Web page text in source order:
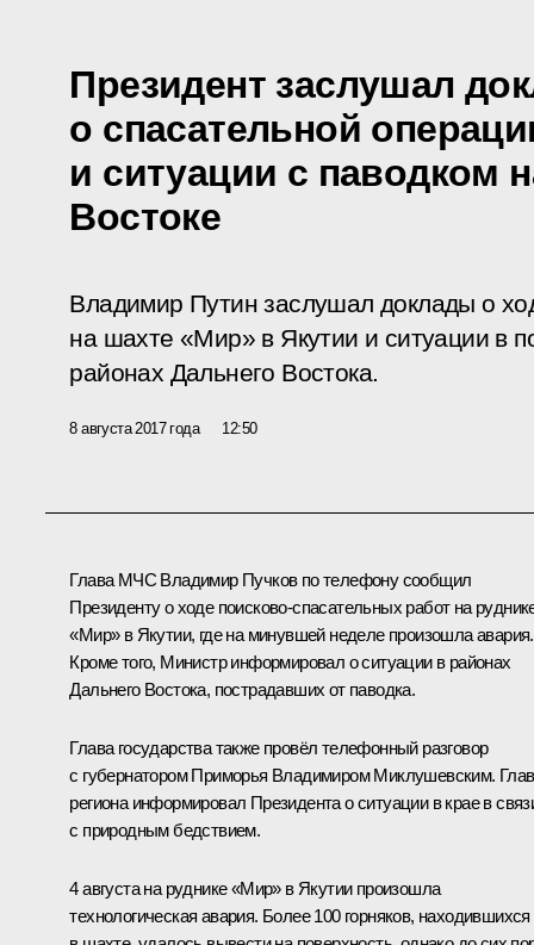
Президент заслушал
о спасательной
и ситуации с паводком
Востоке
Владимир Путин заслушал доклады о
на шахте «Мир» в Якутии и ситуации в
районах Дальнего Востока.
8 августа 2017 года 12:50
Глава МЧС Владимир Пучковпо телефону сообщил
Президенту о ходе поисково-спасательных работ на
«Мир» в Якутии, где на минувшей неделе произошла авария.
Кроме того, Министр информировал о ситуации в районах
Дальнего Востока, пострадавших от паводка.
Глава государства также провёл телефонный разговор
с губернатором Приморья Владимиром Миклушевским.
региона информировал Президента о ситуации в крае в
с природным бедствием.
4 августа на руднике «Мир» в Якутии произошла
технологическая авария. Более 100 горняков, находившихся